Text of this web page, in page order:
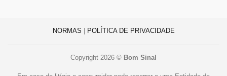
NORMAS POLÍTICA DE PRIVACIDADE
Copyright 2026 © Bom Sinal